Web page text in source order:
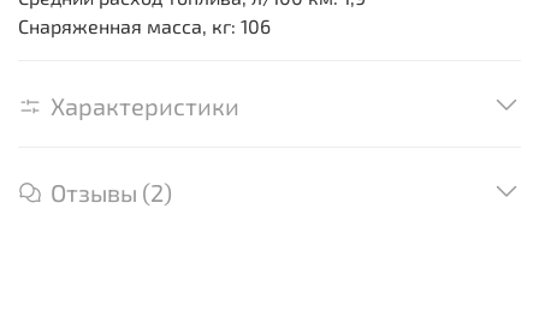
Снаряженная масса, кг: 106
Характеристики
Отзывы (2)